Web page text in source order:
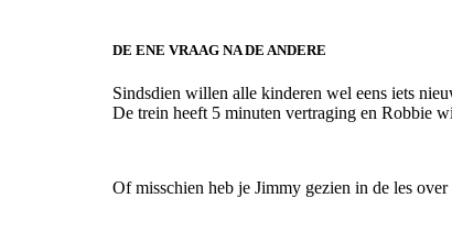
DE ENE VRAAG NA DE ANDERE
Sindsdien willen alle kinderen wel eens iets
De trein heeft 5 minuten vertraging en Robbie
Of misschien heb je Jimmy gezien in de les over